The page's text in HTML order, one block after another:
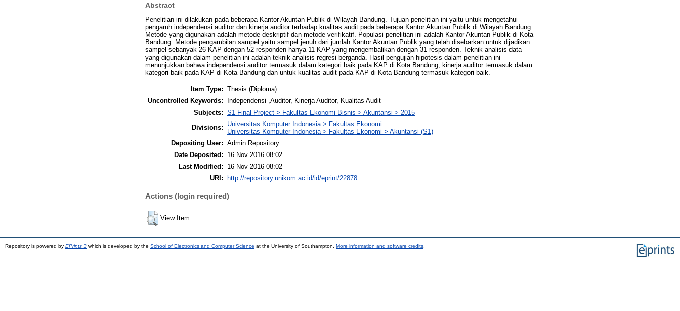
Abstract
Penelitian ini dilakukan pada beberapa Kantor Akuntan Publik di Wilayah Bandung. Tujuan penelitian ini yaitu untuk mengetahui
pengaruh independensi auditor dan kinerja auditor terhadap kualitas audit pada beberapa Kantor Akuntan Publik di Wilayah Bandung
Metode yang digunakan adalah metode deskriptif dan metode verifikatif. Populasi penelitian ini adalah Kantor Akuntan Publik di Kota
Bandung. Metode pengambilan sampel yaitu sampel jenuh dari jumlah Kantor Akuntan Publik yang telah disebarkan untuk dijadikan
sampel sebanyak 26 KAP dengan 52 responden hanya 11 KAP yang mengembalikan dengan 31 responden. Teknik analisis data
yang digunakan dalam penelitian ini adalah teknik analisis regresi berganda. Hasil pengujian hipotesis dalam penelitian ini
menunjukkan bahwa independensi auditor termasuk dalam kategori baik pada KAP di Kota Bandung, kinerja auditor termasuk dalam
kategori baik pada KAP di Kota Bandung dan untuk kualitas audit pada KAP di Kota Bandung termasuk kategori baik.
Item Type: Thesis (Diploma)
Uncontrolled Keywords:
Independensi ,Auditor, Kinerja Auditor, Kualitas Audit
Subjects: S1-Final Project > Fakultas Ekonomi Bisnis > Akuntansi > 2015
Divisions:
Universitas Komputer Indonesia > Fakultas Ekonomi
Universitas Komputer Indonesia > Fakultas Ekonomi > Akuntansi (S1)
Depositing User: Admin Repository
Date Deposited:
16 Nov 2016 08:02
Last Modified:
16 Nov 2016 08:02
URI:
http://repository.unikom.ac.id/id/eprint/22878
Actions (login required)
View Item
Repository is powered by EPrints 3 which is developed by the School of Electronics and Computer Science at the University of Southampton. More information and software credits